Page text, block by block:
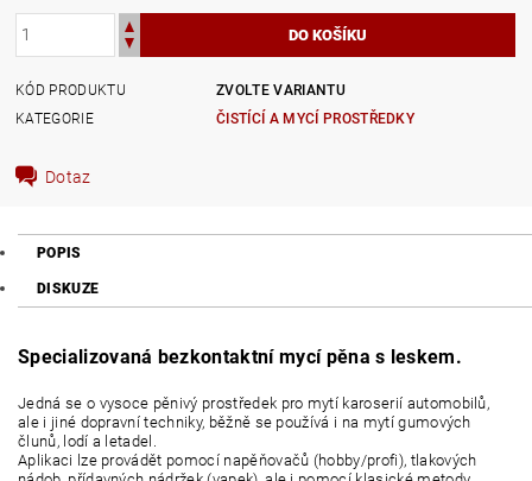
KÓD PRODUKTU
ZVOLTE VARIANTU
KATEGORIE
ČISTÍCÍ A MYCÍ PROSTŘEDKY
Dotaz
POPIS
DISKUZE
Specializovaná bezkontaktní mycí pěna s leskem.
Jedná se o vysoce pěnivý prostředek pro mytí karoserií automobilů,
ale i jiné dopravní techniky, běžně se používá i na mytí gumových
člunů, lodí a letadel.
Aplikaci lze provádět pomocí napěňovačů (hobby/profi), tlakových